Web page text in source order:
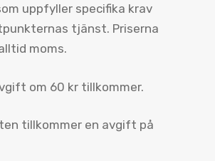
uppfyller specifika krav
tjänst. Priserna
moms.
om 60 kr tillkommer.
tillkommer en avgift på